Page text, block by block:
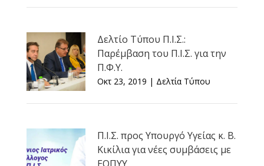
Δελτίο Τύπου Π.Ι.Σ.:
Παρέμβαση του Π.Ι.Σ. για την
Π.Φ.Υ.
Οκτ 23, 2019 | Δελτία Τύπου
Π.Ι.Σ. προς Υπουργό Υγείας κ. Β.
Κικίλια για νέες συμβάσεις με